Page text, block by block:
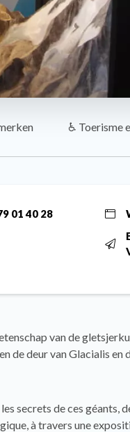
♿ Toerisme
01 40 28
van de
de deur van Glacialis en
secrets de ces géants,
à travers une